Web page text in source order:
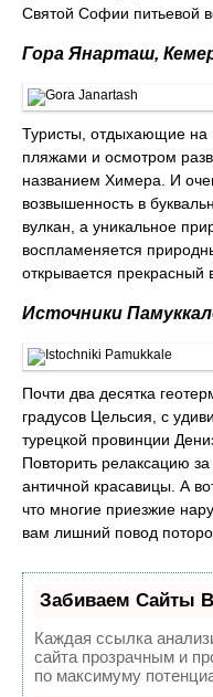
Святой Софии питьевой
Гора Янарташ,
Туристы, отдыхающие на
пляжами и осмотром
названием Химера. И
возвышенность в
вулкан, а уникальное
воспламеняется
открывается
Источники
Почти два десятка
градусов Цельсия, с
турецкой провинции
Повторить релаксацию
античной красавицы. А
что многие приезжие
вам лишний повод
Забиваем Сайты
Каждая ссылка
сайта прозрачным и
по максимуму